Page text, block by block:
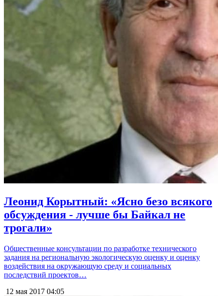
Леонид Корытный: «Ясно безо всякого
обсуждения - лучше бы Байкал не
трогали»
Общественные консультации по разработке технического
задания на региональную экологическую оценку и оценку
воздействия на окружающую среду и социальных
последствий проектов…
12 мая 2017 04:05